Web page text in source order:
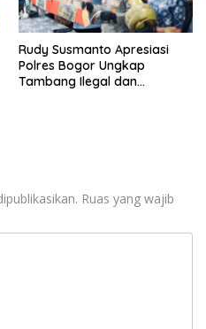
Rudy Susmanto Apresiasi
Polres Bogor Ungkap
Tambang Ilegal dan
Ruas yang wajib